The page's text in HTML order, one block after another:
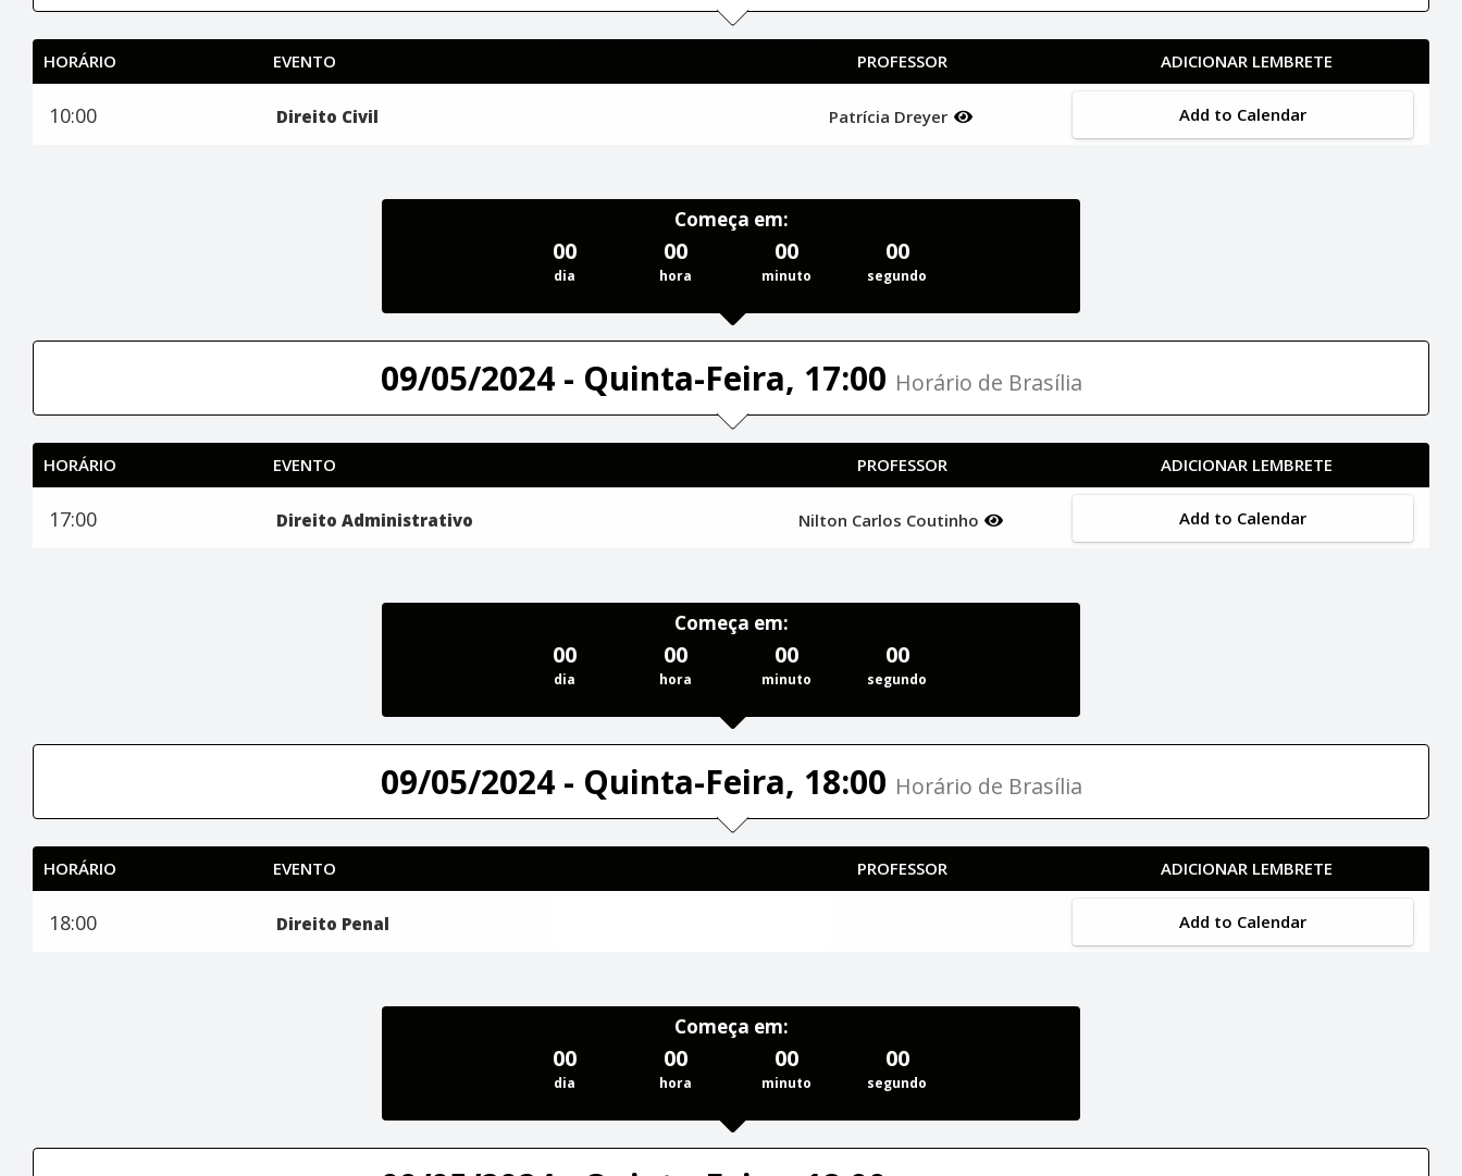
HORÁRIO EVENTO PROFESSOR ADICIONAR LEMBRETE
10:00 Direito Civil Patrícia Dreyer Add to Calendar
Começa em:
00
dia
00
hora
00
minuto
00
segundo
09/05/2024 - Quinta-Feira, 17:00 Horário de Brasília
HORÁRIO EVENTO PROFESSOR ADICIONAR LEMBRETE
17:00 Direito Administrativo Nilton Carlos Coutinho Add to Calendar
Começa em:
00
dia
00
hora
00
minuto
00
segundo
09/05/2024 - Quinta-Feira, 18:00 Horário de Brasília
HORÁRIO EVENTO PROFESSOR ADICIONAR LEMBRETE
18:00 Direito Penal Add to Calendar
Começa em:
00
dia
00
hora
00
minuto
00
segundo